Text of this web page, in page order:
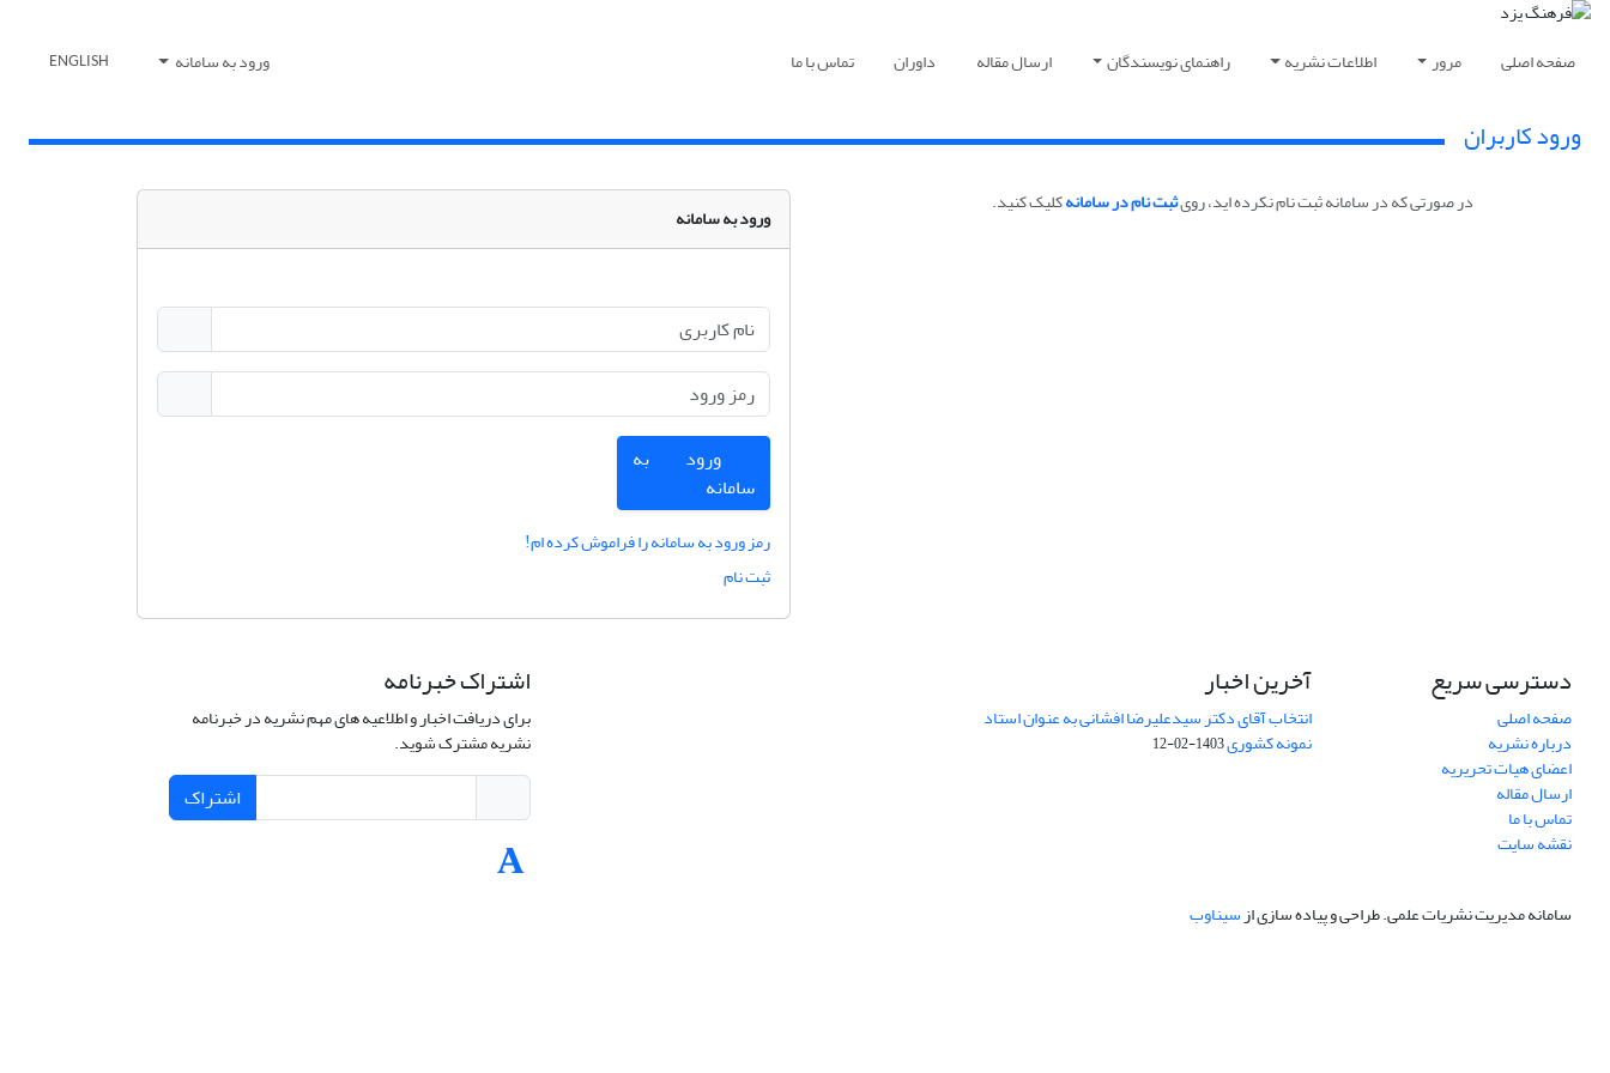
صفحه اصلی مرور اطلاعات نشریه راهنمای نویسندگان ارسال مقاله داوران تماس با ما ورود به سامانه ENGLISH
ورود کاربران
در صورتی که در سامانه ثبت نام نکرده اید، رویثبت نام در سامانهکلیک کنید.
ورود به سامانه
ورود به
سامانه
رمز ورود به سامانه را فراموش کرده ام!
ثبت نام
دسترسی سریع
صفحه اصلی
درباره نشریه
اعضای هیات تحریریه
ارسال مقاله
تماس با ما
نقشه سایت
آخرین اخبار
انتخاب آقای دکتر سیدعلیرضا افشانی به عنوان استاد
نمونه کشوری1403-02-12
اشتراک خبرنامه
برای دریافت اخبار و اطلاعیه های مهم نشریه در خبرنامه
نشریه مشترک شوید.
اشتراک
سامانه مدیریت نشریات علمی.طراحی و پیاده سازی ازسیناوب